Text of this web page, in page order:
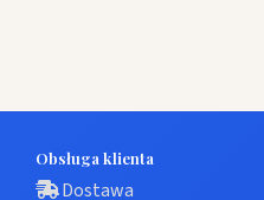
Obsługa klienta
Dostawa